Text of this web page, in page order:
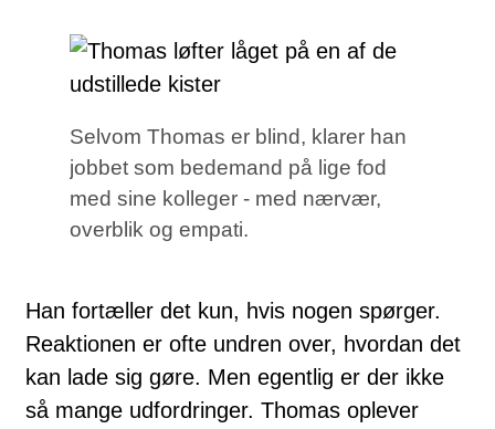
Selvom Thomas er blind, klarer han
jobbet som bedemand på lige fod
med sine kolleger - med nærvær,
overblik og empati.
Han fortæller det kun, hvis nogen spørger.
Reaktionen er ofte undren over, hvordan det
kan lade sig gøre. Men egentlig er der ikke
så mange udfordringer. Thomas oplever